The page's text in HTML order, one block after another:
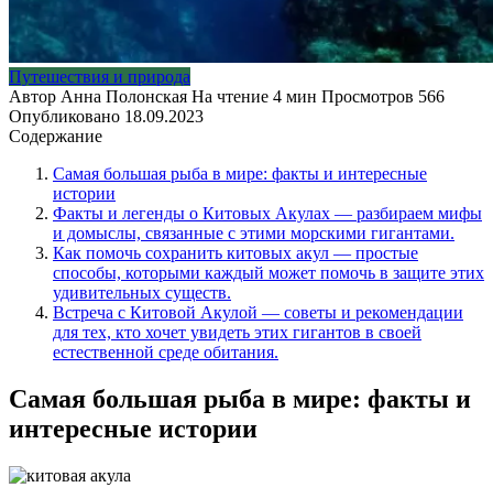
Путешествия и природа
Автор Анна Полонская На чтение 4 мин Просмотров 566
Опубликовано 18.09.2023
Содержание
Самая большая рыба в мире: факты и интересные
истории
Факты и легенды о Китовых Акулах — разбираем мифы
и домыслы, связанные с этими морскими гигантами.
Как помочь сохранить китовых акул — простые
способы, которыми каждый может помочь в защите этих
удивительных существ.
Встреча с Китовой Акулой — советы и рекомендации
для тех, кто хочет увидеть этих гигантов в своей
естественной среде обитания.
Самая большая рыба в мире: факты и
интересные истории